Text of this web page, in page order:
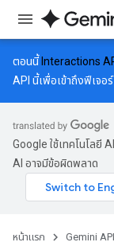
ตอนนี้ Interactions
API นี้เพื่อเข้าถึงฟีเจอ
Google ใช้เทคโนโลยี
AI อาจมีข้อผิดพลาด
หน้าแรก Gemini API